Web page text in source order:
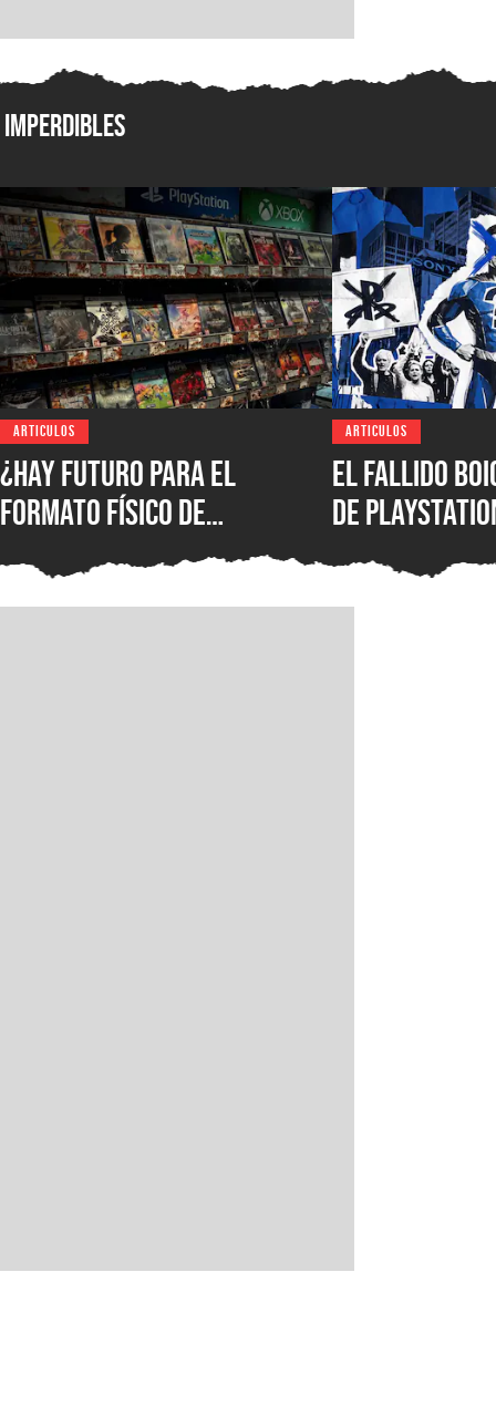
Imperdibles
ARTICULOS
¿Hay futuro para el
formato físico de
videojuegos en México?
Entrevista con Iván
ARTICULOS
El fallido
de
quién
formato